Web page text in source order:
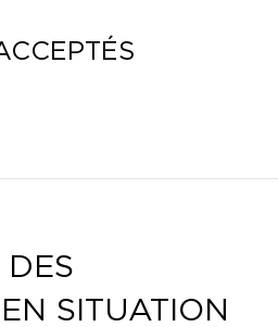
SITUATION